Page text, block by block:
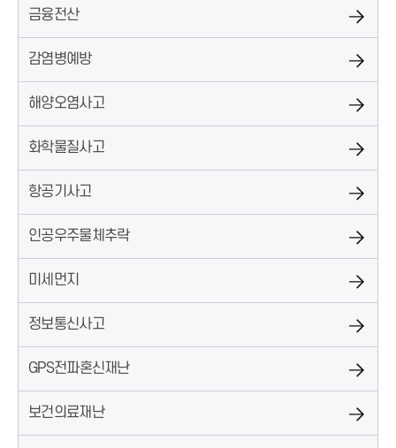
금융전산
감염병예방
해양오염사고
화학물질사고
항공기사고
인공우주물체추락
미세먼지
정보통신사고
GPS전파혼신재난
보건의료재난